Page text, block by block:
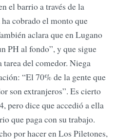
el barrio a través de la
cobrado el monto que
aclara que en Lugano
PH al fondo”, y que sigue
del comedor. Niega
“El 70% de la gente que
son extranjeros”. Es cierto
pero dice que accedió a ella
que paga con su trabajo.
por hacer en Los Piletones,